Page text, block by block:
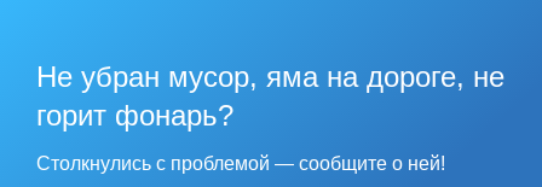
Не убран мусор, яма на дороге, не
горит фонарь?
Столкнулись с проблемой — сообщите о ней!